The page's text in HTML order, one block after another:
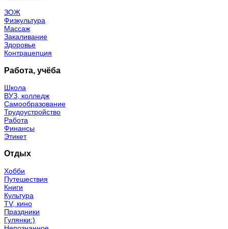
ЗОЖ
Физкультура
Массаж
Закаливание
Здоровье
Контрацепция
Работа, учёба
Школа
ВУЗ, колледж
Самообразование
Трудоустройство
Работа
Финансы
Этикет
Отдых
Хобби
Путешествия
Книги
Культура
TV, кино
Праздники
Гулянки:)